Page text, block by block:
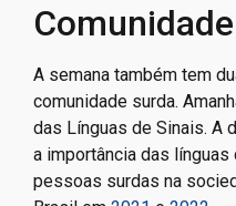
A semana também tem
comunidade surda.
das Línguas de Sinais. A
a importância das
pessoas surdas na